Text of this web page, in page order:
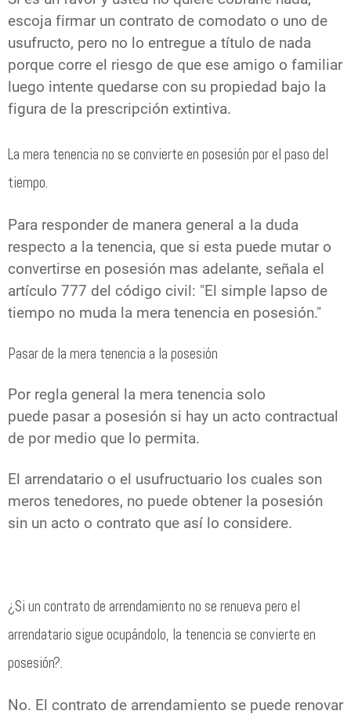
escoja firmar un contrato de comodato o uno de
usufructo, pero no lo entregue a título de nada
porque corre el riesgo de que ese amigo o familiar
luego intente quedarse con su propiedad bajo la
figura de la prescripción extintiva.
La mera tenencia no se convierte en posesión por el paso del
tiempo.
Para responder de manera general a la duda
respecto a la tenencia, que si esta puede mutar o
convertirse en posesión mas adelante, señala el
artículo 777 del código civil: "El simple lapso de
tiempo no muda la mera tenencia en posesión."
Pasar de la mera tenencia a la posesión
Por regla general la mera tenencia solo
puede pasar a posesión si hay un acto contractual
de por medio que lo permita.
El arrendatario o el usufructuario los cuales son
meros tenedores, no puede obtener la posesión
sin un acto o contrato que así lo considere.
¿Si un contrato de arrendamiento no se renueva pero el
arrendatario sigue ocupándolo, la tenencia se convierte en
posesión?.
No. El contrato de arrendamiento se puede renovar